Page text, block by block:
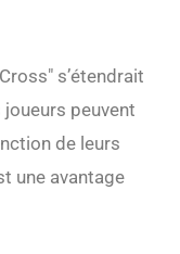
s’étendrait
peuvent
de leurs
une avantage